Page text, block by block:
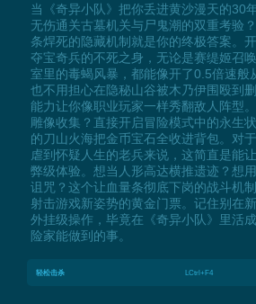
当《奇异小队》把你丢进黄沙漫天的30
无伤通关古墓机关与尸鬼潮的双重考验
条焊死的隐藏机制就是你的终极答案。
夺宝奇兵的不死之身，无论是赛缇姬召
室里的毒蝎风暴，都能像开了0.5倍速般
也不用担心在隐秘山谷被木乃伊围殴到
能力让你像职业玩家一样秀翻敌人阵型
雕像收集？直接开启冒险模式中的永生
的刀山火海把金币宝石全收进背包。对
虐到怀疑人生的老兵来说，这简直是能
弊级体验。想当人形高达横推遗迹？想
诅咒？这个让血量条彻底下岗的战斗机
射击游戏新姿势的黄金门票。记住别在
外挂级操作，毕竟在《奇异小队》里活
险家能做到的事。
轻松击杀 LCtrl+F4